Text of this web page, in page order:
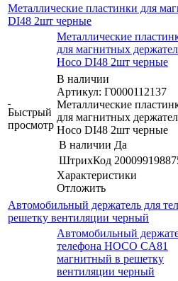
Металлические пластинки для
DI48 2шт черные
Быстрый
просмотр
Металлические
для магнитных
Hoco DI48 2шт черные
В наличии
Артикул: Г0000112137
Металлические
для магнитных
Hoco DI48 2шт черные
В наличии Да
ШтрихКод
Характеристики
Отложить
Автомобильный держатель для
решетку вентиляции черный
Автомобильный
телефона HOCO CA81
магнитный в решетку
вентиляции черный